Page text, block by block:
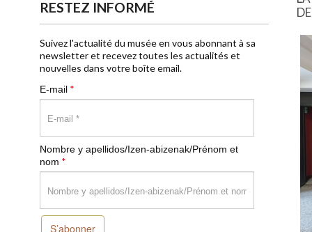
RESTEZ INFORMÉ
Suivez l'actualité du musée en vous abonnant à sa
newsletter et recevez toutes les actualités et
nouvelles dans votre boîte email.
E-mail *
Nombre y apellidos/Izen-abizenak/Prénom et
nom *
S’abonner